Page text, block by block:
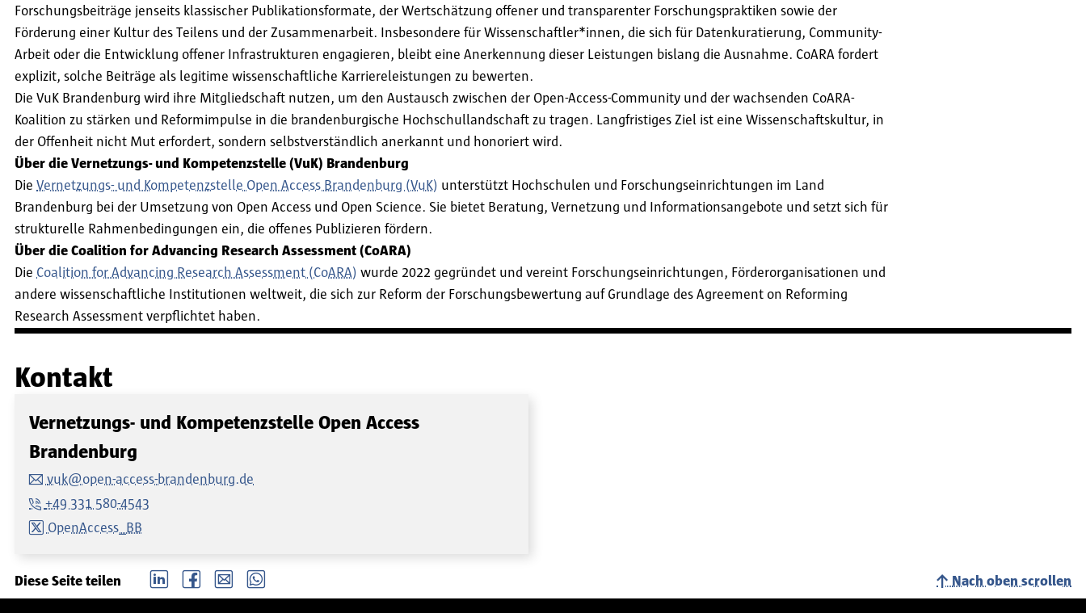
Forschungsbeiträge jenseits klassischer Publikationsformate, der Wertschätzung offener und transparenter Forschungspraktiken sowie der
Förderung einer Kultur des Teilens und der Zusammenarbeit. Insbesondere für Wissenschaftler*innen, die sich für Datenkuratierung, Community-
Arbeit oder die Entwicklung offener Infrastrukturen engagieren, bleibt eine Anerkennung dieser Leistungen bislang die Ausnahme. CoARA fordert
explizit, solche Beiträge als legitime wissenschaftliche Karriereleistungen zu bewerten.
Die VuK Brandenburg wird ihre Mitgliedschaft nutzen, um den Austausch zwischen der Open-Access-Community und der wachsenden CoARA-
Koalition zu stärken und Reformimpulse in die brandenburgische Hochschullandschaft zu tragen. Langfristiges Ziel ist eine Wissenschaftskultur, in
der Offenheit nicht Mut erfordert, sondern selbstverständlich anerkannt und honoriert wird.
Über die Vernetzungs- und Kompetenzstelle (VuK) Brandenburg
Die Vernetzungs- und Kompetenzstelle Open Access Brandenburg (VuK) unterstützt Hochschulen und Forschungseinrichtungen im Land
Brandenburg bei der Umsetzung von Open Access und Open Science. Sie bietet Beratung, Vernetzung und Informationsangebote und setzt sich für
strukturelle Rahmenbedingungen ein, die offenes Publizieren fördern.
Über die Coalition for Advancing Research Assessment (CoARA)
Die Coalition for Advancing Research Assessment (CoARA) wurde 2022 gegründet und vereint Forschungseinrichtungen, Förderorganisationen und
andere wissenschaftliche Institutionen weltweit, die sich zur Reform der Forschungsbewertung auf Grundlage des Agreement on Reforming
Research Assessment verpflichtet haben.
Kontakt
Vernetzungs- und Kompetenzstelle Open Access
Brandenburg
vuk@open-access-brandenburg.de
+49 331 580-4543
OpenAccess_BB
Diese Seite teilen LinkedIn Facebook email Whatsapp Nach oben scrollen